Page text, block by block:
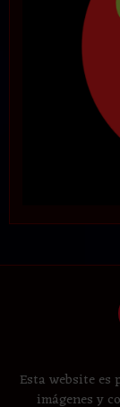
Esta website es
imágenes y